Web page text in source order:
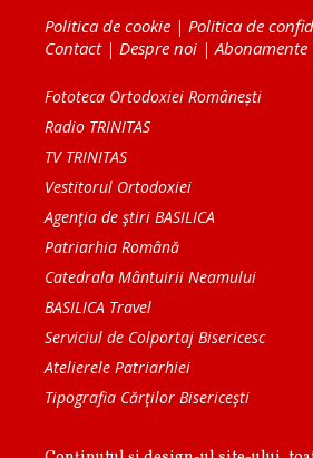
Politica de cookie | Politica de
Contact| Despre noi | Abonamente
Fototeca Ortodoxiei Românești
Radio TRINITAS
TV TRINITAS
Vestitorul Ortodoxiei
Agenţia de ştiri BASILICA
Patriarhia Română
Catedrala Mântuirii Neamului
BASILICA Travel
Serviciul de Colportaj Bisericesc
Atelierele Patriarhiei
Tipografia Cărţilor Bisericeşti